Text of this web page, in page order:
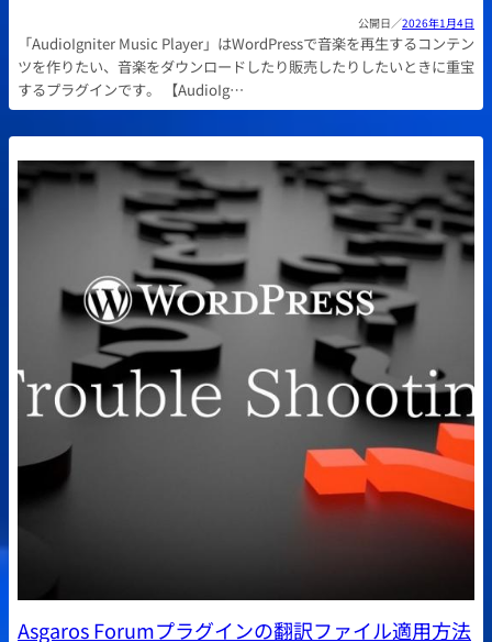
2026年1月4日
「AudioIgniter Music Player」はWordPressで音楽を再生するコンテン
ツを作りたい、音楽をダウンロードしたり販売したりしたいときに重宝
するプラグインです。 【AudioIg…
Asgaros Forumプラグインの翻訳ファイル適用方法